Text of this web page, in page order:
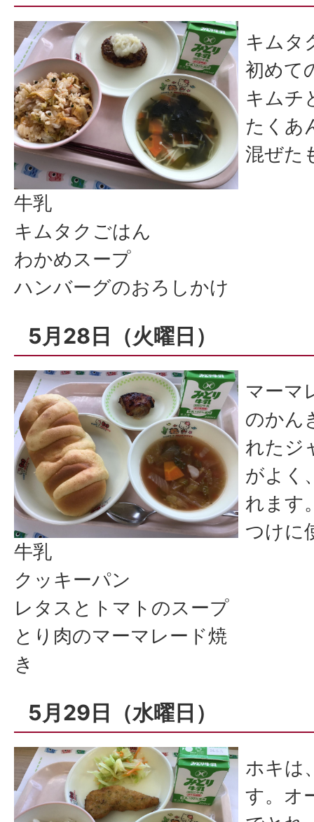
牛乳
キムタクごはん
わかめスープ
ハンバーグのおろしかけ
キムタ
初めて
キムチ
たくあ
混ぜた
5月28日（火曜日）
牛乳
クッキーパン
レタスとトマトのスープ
とり肉のマーマレード焼
き
マーマ
のかん
れたジ
がよく
れます
つけに
5月29日（水曜日）
ホキは
す。オ